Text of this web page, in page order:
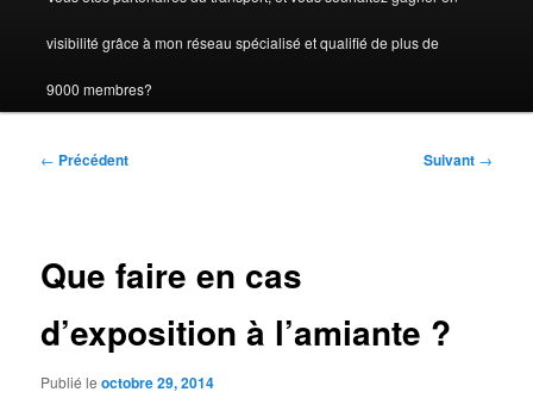
visibilité grâce à mon réseau spécialisé et qualifié de plus de
9000 membres?
Navigation
← Précédent Suivant →
Que faire en cas
d’exposition à l’amiante ?
Publié leoctobre 29, 2014